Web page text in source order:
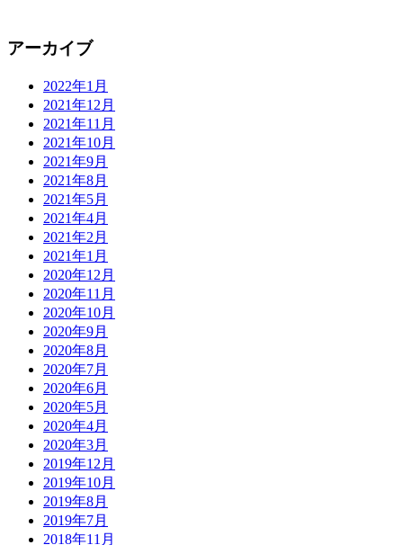
アーカイブ
2022年1月
2021年12月
2021年11月
2021年10月
2021年9月
2021年8月
2021年5月
2021年4月
2021年2月
2021年1月
2020年12月
2020年11月
2020年10月
2020年9月
2020年8月
2020年7月
2020年6月
2020年5月
2020年4月
2020年3月
2019年12月
2019年10月
2019年8月
2019年7月
2018年11月